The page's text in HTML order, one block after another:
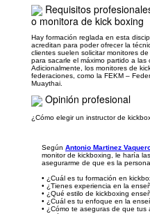
Requisitos
o monitora de kick boxing
Hay formación reglada en esta
acreditan para poder ofrecer la
clientes suelen solicitar monitores
para sacarle el máximo partido a
Adicionalmente, los monitores de
federaciones, como la FEKM –
Muaythai.
Opinión profesional
¿Cómo elegir un instructor de
Según Antonio Martinez
monitor de kickboxing, le haría
asegurarme de que es la
• ¿Cuál es tu formación en
• ¿Tienes experiencia en la
• ¿Qué estilo de kickboxing
• ¿Cuál es tu enfoque en la
• ¿Cómo te aseguras de que tus